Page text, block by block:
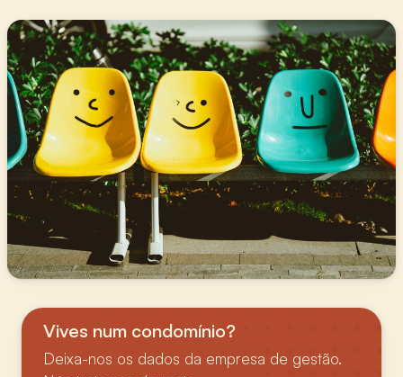
Vives num condomínio?
Deixa-nos os dados da empresa de gestão.